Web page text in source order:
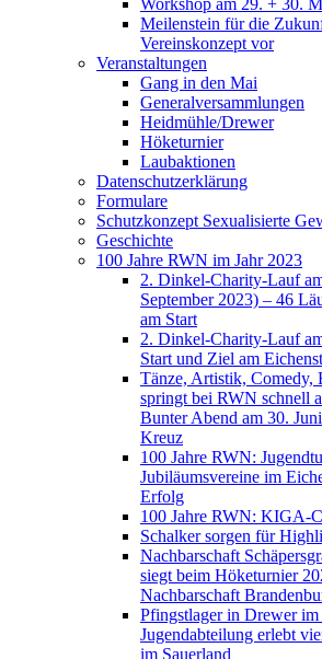
Workshop am 29. + 30.
Meilenstein für die
Vereinskonzept vor
Veranstaltungen
Gang in den Mai
Generalversammlungen
Heidmühle/Drewer
Höketurnier
Laubaktionen
Datenschutzerklärung
Formulare
Schutzkonzept Sexualisierte
Geschichte
100 Jahre RWN im Jahr 2023
2. Dinkel-Charity-Lauf
September 2023) – 46
am Start
2. Dinkel-Charity-Lauf
Start und Ziel am
Tänze, Artistik, Comedy,
springt bei RWN schnell
Bunter Abend am 30.
Kreuz
100 Jahre RWN:
Jubiläumsvereine im
Erfolg
100 Jahre RWN: KIGA-
Schalker sorgen für
Nachbarschaft
siegt beim Höketurnier
Nachbarschaft
Pfingstlager in Drewer im
Jugendabteilung erlebt
im Sauerland